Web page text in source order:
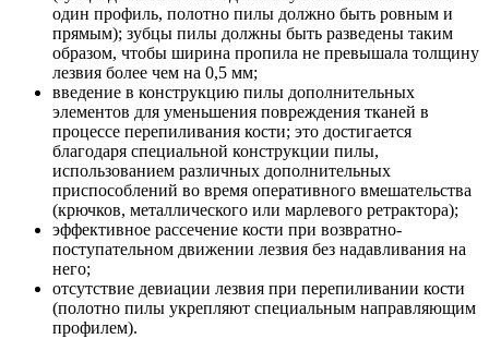
один профиль, полотно пилы должно быть ровным и
прямым); зубцы пилы должны быть разведены таким
образом, чтобы ширина пропила не превышала толщину
лезвия более чем на 0,5 мм;
введение в конструкцию пилы дополнительных
элементов для уменьшения повреждения тканей в
процессе перепиливания кости; это достигается
благодаря специальной конструкции пилы,
использованием различных дополнительных
приспособлений во время оперативного вмешательства
(крючков, металлического или марлевого ретрактора);
эффективное рассечение кости при возвратно-
поступательном движении лезвия без надавливания на
него;
отсутствие девиации лезвия при перепиливании кости
(полотно пилы укрепляют специальным направляющим
профилем).